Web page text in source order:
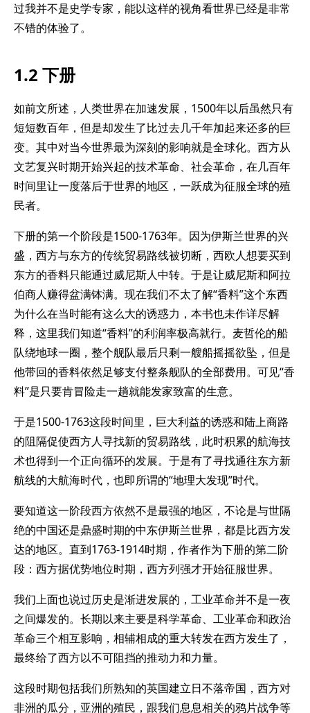
过我并不是史学专家，能以这样的视角看世界已经是非常
不错的体验了。
1.2 下册
如前文所述，人类世界在加速发展，1500年以后虽然只有
短短数百年，但是却发生了比过去几千年加起来还多的巨
变。其中对当今世界最为深刻的影响就是全球化。西方从
文艺复兴时期开始兴起的技术革命、社会革命，在几百年
时间里让一度落后于世界的地区，一跃成为征服全球的殖
民者。
下册的第一个阶段是1500-1763年。因为伊斯兰世界的兴
盛，西方与东方的传统贸易路线被切断，西欧人想要买到
东方的香料只能通过威尼斯人中转。于是让威尼斯和阿拉
伯商人赚得盆满钵满。现在我们不太了解“香料”这个东西
为什么在当时能有这么大的诱惑力，本书也未作详尽解
释，这里我们知道“香料”的利润率极高就行。麦哲伦的船
队绕地球一圈，整个舰队最后只剩一艘船摇摇欲坠，但是
他带回的香料依然足够支付整条舰队的全部费用。可见“香
料”是只要肯冒险走一趟就能发家致富的生意。
于是1500-1763这段时间里，巨大利益的诱惑和陆上商路
的阻隔促使西方人寻找新的贸易路线，此时积累的航海技
术也得到一个正向循环的发展。于是有了寻找通往东方新
航线的大航海时代，也即所谓的“地理大发现”时代。
要知道这一阶段西方依然不是最强的地区，不论是与世隔
绝的中国还是鼎盛时期的中东伊斯兰世界，都是比西方发
达的地区。直到1763-1914时期，作者作为下册的第二阶
段：西方据优势地位时期，西方列强才开始征服世界。
我们上面也说过历史是渐进发展的，工业革命并不是一夜
之间爆发的。长期以来主要是科学革命、工业革命和政治
革命三个相互影响，相辅相成的重大转发在西方发生了，
最终给了西方以不可阻挡的推动力和力量。
这段时期包括我们所熟知的英国建立日不落帝国，西方对
非洲的瓜分，亚洲的殖民，跟我们息息相关的鸦片战争等